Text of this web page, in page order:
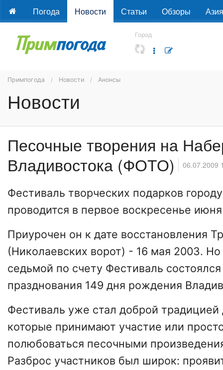
Погода Новости Статьи Обзоры Азия
Город
Примпогода Новости Анонсы
Новости
Песочные творения на
Владивостока (ФОТО)
06.07.2009
Фестиваль творческих подарков
проводится в первое воскресенье
Приурочен он к дате восстановления
(Николаевских ворот) - 16 мая 2003. Но
седьмой по счету Фестиваль
празднования 149 дня рождения
Фестиваль уже стал доброй традицией
которые принимают участие или
полюбоваться песочными
Разброс участников был широк: